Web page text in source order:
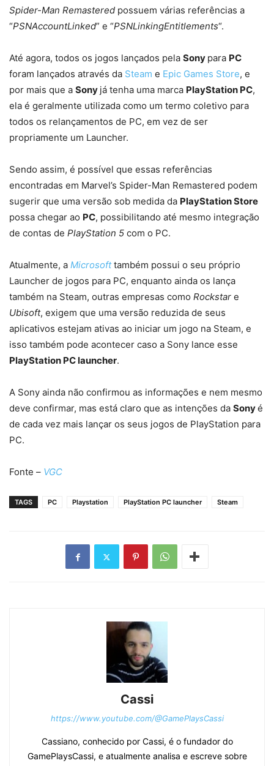
Spider-Man Remastered possuem várias referências a
“PSNAccountLinked” e “PSNLinkingEntitlements“.
Até agora, todos os jogos lançados pela Sony para PC
foram lançados através da Steam e Epic Games Store, e
por mais que a Sony já tenha uma marca PlayStation PC,
ela é geralmente utilizada como um termo coletivo para
todos os relançamentos de PC, em vez de ser
propriamente um Launcher.
Sendo assim, é possível que essas referências
encontradas em Marvel’s Spider-Man Remastered podem
sugerir que uma versão sob medida da PlayStation Store
possa chegar ao PC, possibilitando até mesmo integração
de contas de PlayStation 5 com o PC.
Atualmente, a Microsofttambém possui o seu próprio
Launcher de jogos para PC, enquanto ainda os lança
também na Steam, outras empresas como Rockstar e
Ubisoft, exigem que uma versão reduzida de seus
aplicativos estejam ativas ao iniciar um jogo na Steam, e
isso também pode acontecer caso a Sony lance esse
PlayStation PC launcher.
A Sony ainda não confirmou as informações e nem mesmo
deve confirmar, mas está claro que as intenções da Sonyé
de cada vez mais lançar os seus jogos de PlayStation para
PC.
Fonte – VGC
TAGS PC Playstation PlayStation PC launcher Steam
Cassi
https://www.youtube.com/@GamePlaysCassi
Cassiano, conhecido por Cassi, é o fundador do
GamePlaysCassi, e atualmente analisa e escreve sobre